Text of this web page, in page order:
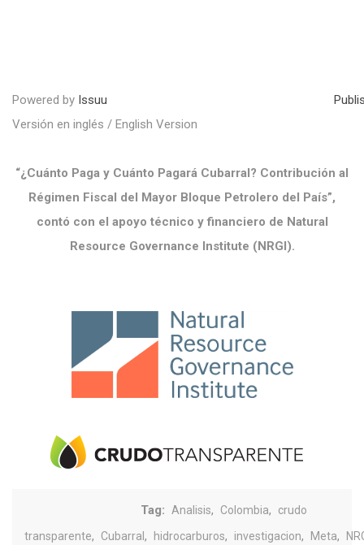
Powered by Issuu
Versión en inglés / English Version
“¿Cuánto Paga y Cuánto Pagará Cubarral? Contribución al
Régimen Fiscal del Mayor Bloque Petrolero del País”,
contó con el apoyo técnico y financiero de Natural
Resource Governance Institute (NRGI).
Tag: Analisis, Colombia,
crudo
transparente, Cubarral , hidrocarburos, investigacion, Meta,